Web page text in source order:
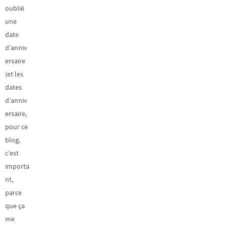
oublié
une
date
d’anniv
ersaire
(et les
dates
d’anniv
ersaire,
pour ce
blog,
c’est
importa
nt,
parce
que ça
me